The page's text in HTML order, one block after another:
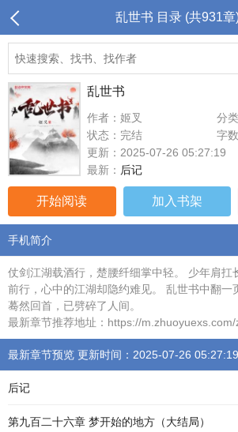
乱世书 目录 (共931章
乱世书
作者：姬叉
分
状态：完结
字
更新：2025-07-26 05:27:19
最新： 后记
开始阅读 加入书架
手机简介
仗剑江湖载酒行，楚腰纤细掌中轻。 少年肩扛
前行，心中的江湖却隐约难见。 乱世书中翻一
蓦然回首，已劈碎了人间。
最新章节推荐地址：https://
最新章节预览 更新时间：2025-07-26 05:27:19
后记
第九百二十六章 梦开始的地方（大结局）